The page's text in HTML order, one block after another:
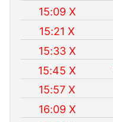
15:09 X
15:21 X
15:33 X
15:45 X
15:57 X
16:09 X